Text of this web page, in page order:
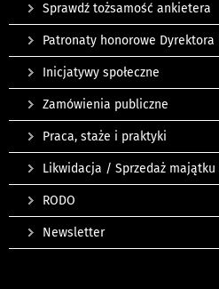
Sprawdź tożsamość ankietera
Patronaty honorowe Dyrektora
Inicjatywy społeczne
Zamówienia publiczne
Praca, staże i praktyki
Likwidacja / Sprzedaż majątku
RODO
Newsletter